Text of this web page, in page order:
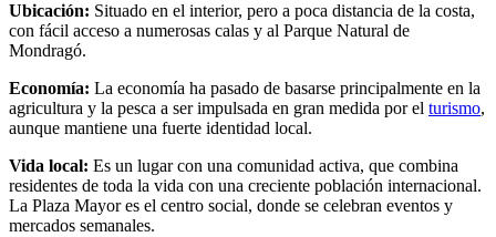
Ubicación: Situado en el interior, pero a poca distancia de la costa,
con fácil acceso a numerosas calas y al Parque Natural de
Mondragó.
Economía: La economía ha pasado de basarse principalmente en la
agricultura y la pesca a ser impulsada en gran medida por el turismo,
aunque mantiene una fuerte identidad local.
Vida local: Es un lugar con una comunidad activa, que combina
residentes de toda la vida con una creciente población internacional.
La Plaza Mayor es el centro social, donde se celebran eventos y
mercados semanales.